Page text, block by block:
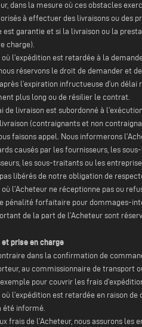
dans la mesure où ces obstacles
à effectuer des livraisons ou des
garantie et si la livraison ou la
charge).
où l’expédition est retardée à la
réservons le droit de demander et
l’expiration infructueuse d’un
plus long ou de résilier le contrat.
de livraison est subordonné à
livraison (contraignants et non
faisons appel. Nous informerons
causés par les fournisseurs, les
les sous-traitants ou les
libérés de notre obligation de
où l’Acheteur ne réceptionne pas ou
pénalité forfaitaire pour dommages-
de la part de l’Acheteur sont
prise en charge
dans la confirmation de
au commissionnaire de transport
pour couvrir les frais
où l’expédition est retardée en raison
été informé.
frais de l’Acheteur, nous assurons les